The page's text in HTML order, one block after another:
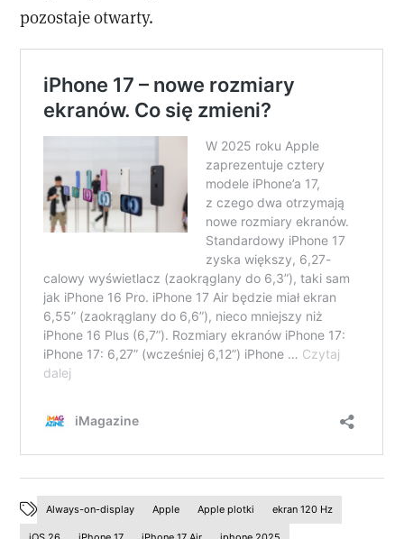
pozostaje otwarty.
Always-on-display Apple Apple plotki ekran 120 Hz